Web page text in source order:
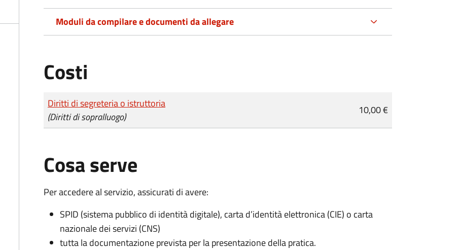
Moduli da compilare e documenti da allegare
Costi
Tipo di pagamento
Importo
Diritti di segreteria o istruttoria
(Diritti di sopralluogo)
10,00 €
Cosa serve
Per accedere al servizio, assicurati di avere:
SPID (sistema pubblico di identità digitale), carta d’identità elettronica (CIE) o carta
nazionale dei servizi (CNS)
tutta la documentazione prevista per la presentazione della pratica.